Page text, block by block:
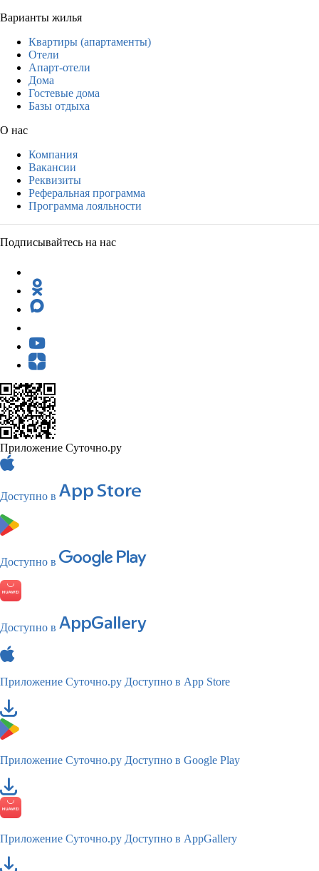
Варианты жилья
Квартиры (апартаменты)
Отели
Апарт-отели
Дома
Гостевые дома
Базы отдыха
О нас
Компания
Вакансии
Реквизиты
Реферальная программа
Программа лояльности
Подписывайтесь на нас
Приложение Суточно.ру
Доступно в
Доступно в
Доступно в
Приложение Суточно.ру Доступно в App Store
Приложение Суточно.ру Доступно в Google Play
Приложение Суточно.ру Доступно в AppGallery